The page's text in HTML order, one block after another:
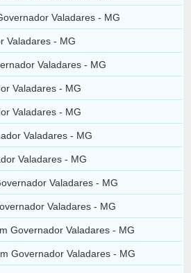
Valadares - MG
Valadares - MG
Valadares - MG
Valadares - MG
Valadares - MG
Valadares - MG
Valadares - MG
Valadares - MG
Valadares - MG
Governador Valadares - MG
Governador Valadares - MG